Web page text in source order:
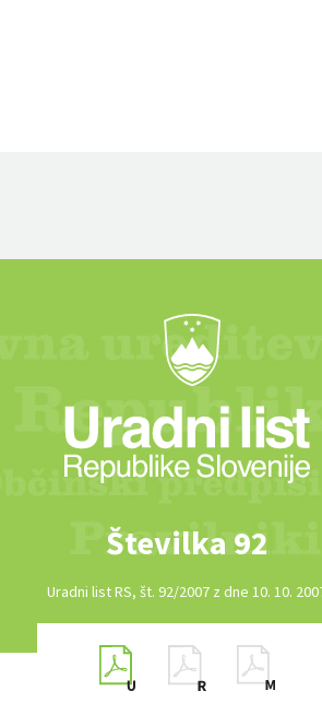
Številka 92
Uradni list RS, št. 92/2007 z dne 10. 10.